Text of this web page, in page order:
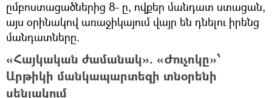
ըմբոստացածներից 8- ը, ովքեր մանդատ ստացան,
այս օրինակով առաջիկայում վայր են դնելու իրենց
մանդատները.
«Հայկական ժամանակ». «Ժուչոկը»՝
Արթիկի մանկապարտեզի տնօրենի
սենյակում